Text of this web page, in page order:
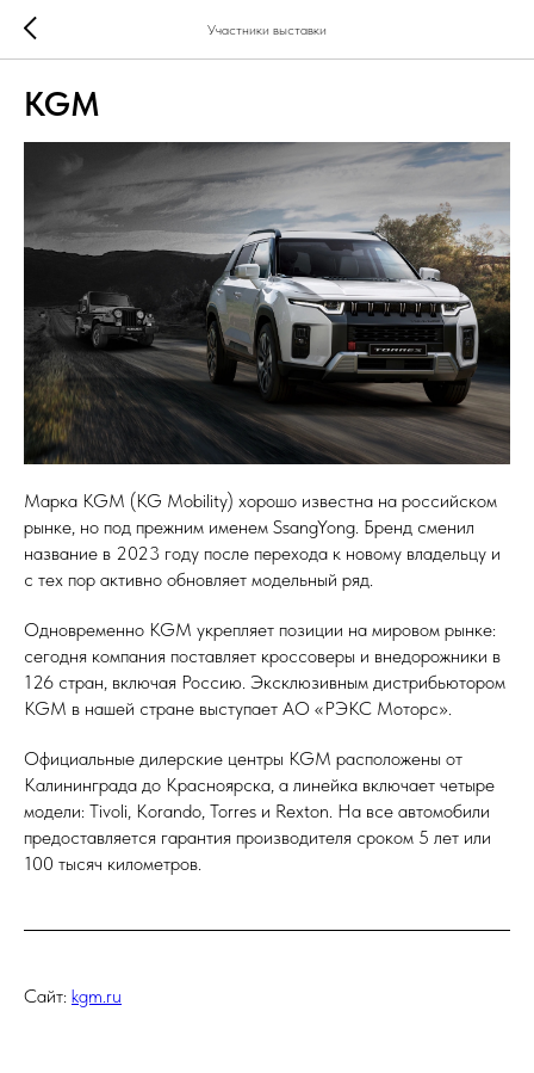
Участники выставки
KGM
Марка KGM (KG Mobility) хорошо известна на российском
рынке, но под прежним именем SsangYong. Бренд сменил
название в 2023 году после перехода к новому владельцу и
с тех пор активно обновляет модельный ряд.
Одновременно KGM укрепляет позиции на мировом рынке:
сегодня компания поставляет кроссоверы и внедорожники в
126 стран, включая Россию. Эксклюзивным дистрибьютором
KGM в нашей стране выступает АО «РЭКС Моторс».
Официальные дилерские центры KGM расположены от
Калининграда до Красноярска, а линейка включает четыре
модели: Tivoli, Korando, Torres и Rexton. На все автомобили
предоставляется гарантия производителя сроком 5 лет или
100 тысяч километров.
Сайт: kgm.ru